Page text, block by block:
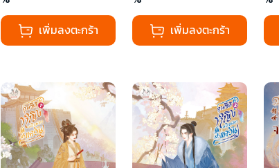
เพิ่มลงตะกร้า
เพิ่มลงตะกร้า